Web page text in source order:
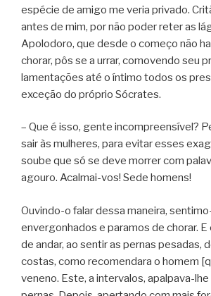
espécie de amigo me veria privado.
antes de mim, por não poder reter as
Apolodoro, que desde o começo não
chorar, pôs se a urrar, comovendo seu
lamentações até o íntimo todos os
exceção do próprio Sócrates.
– Que é isso, gente incompreensível?
sair às mulheres, para evitar esses
soube que só se deve morrer com
agouro. Acalmai-vos! Sede homens!
Ouvindo-o falar dessa maneira,
envergonhados e paramos de chorar. E
de andar, ao sentir as pernas pesadas,
costas, como recomendara o homem
veneno. Este, a intervalos, apalpava-